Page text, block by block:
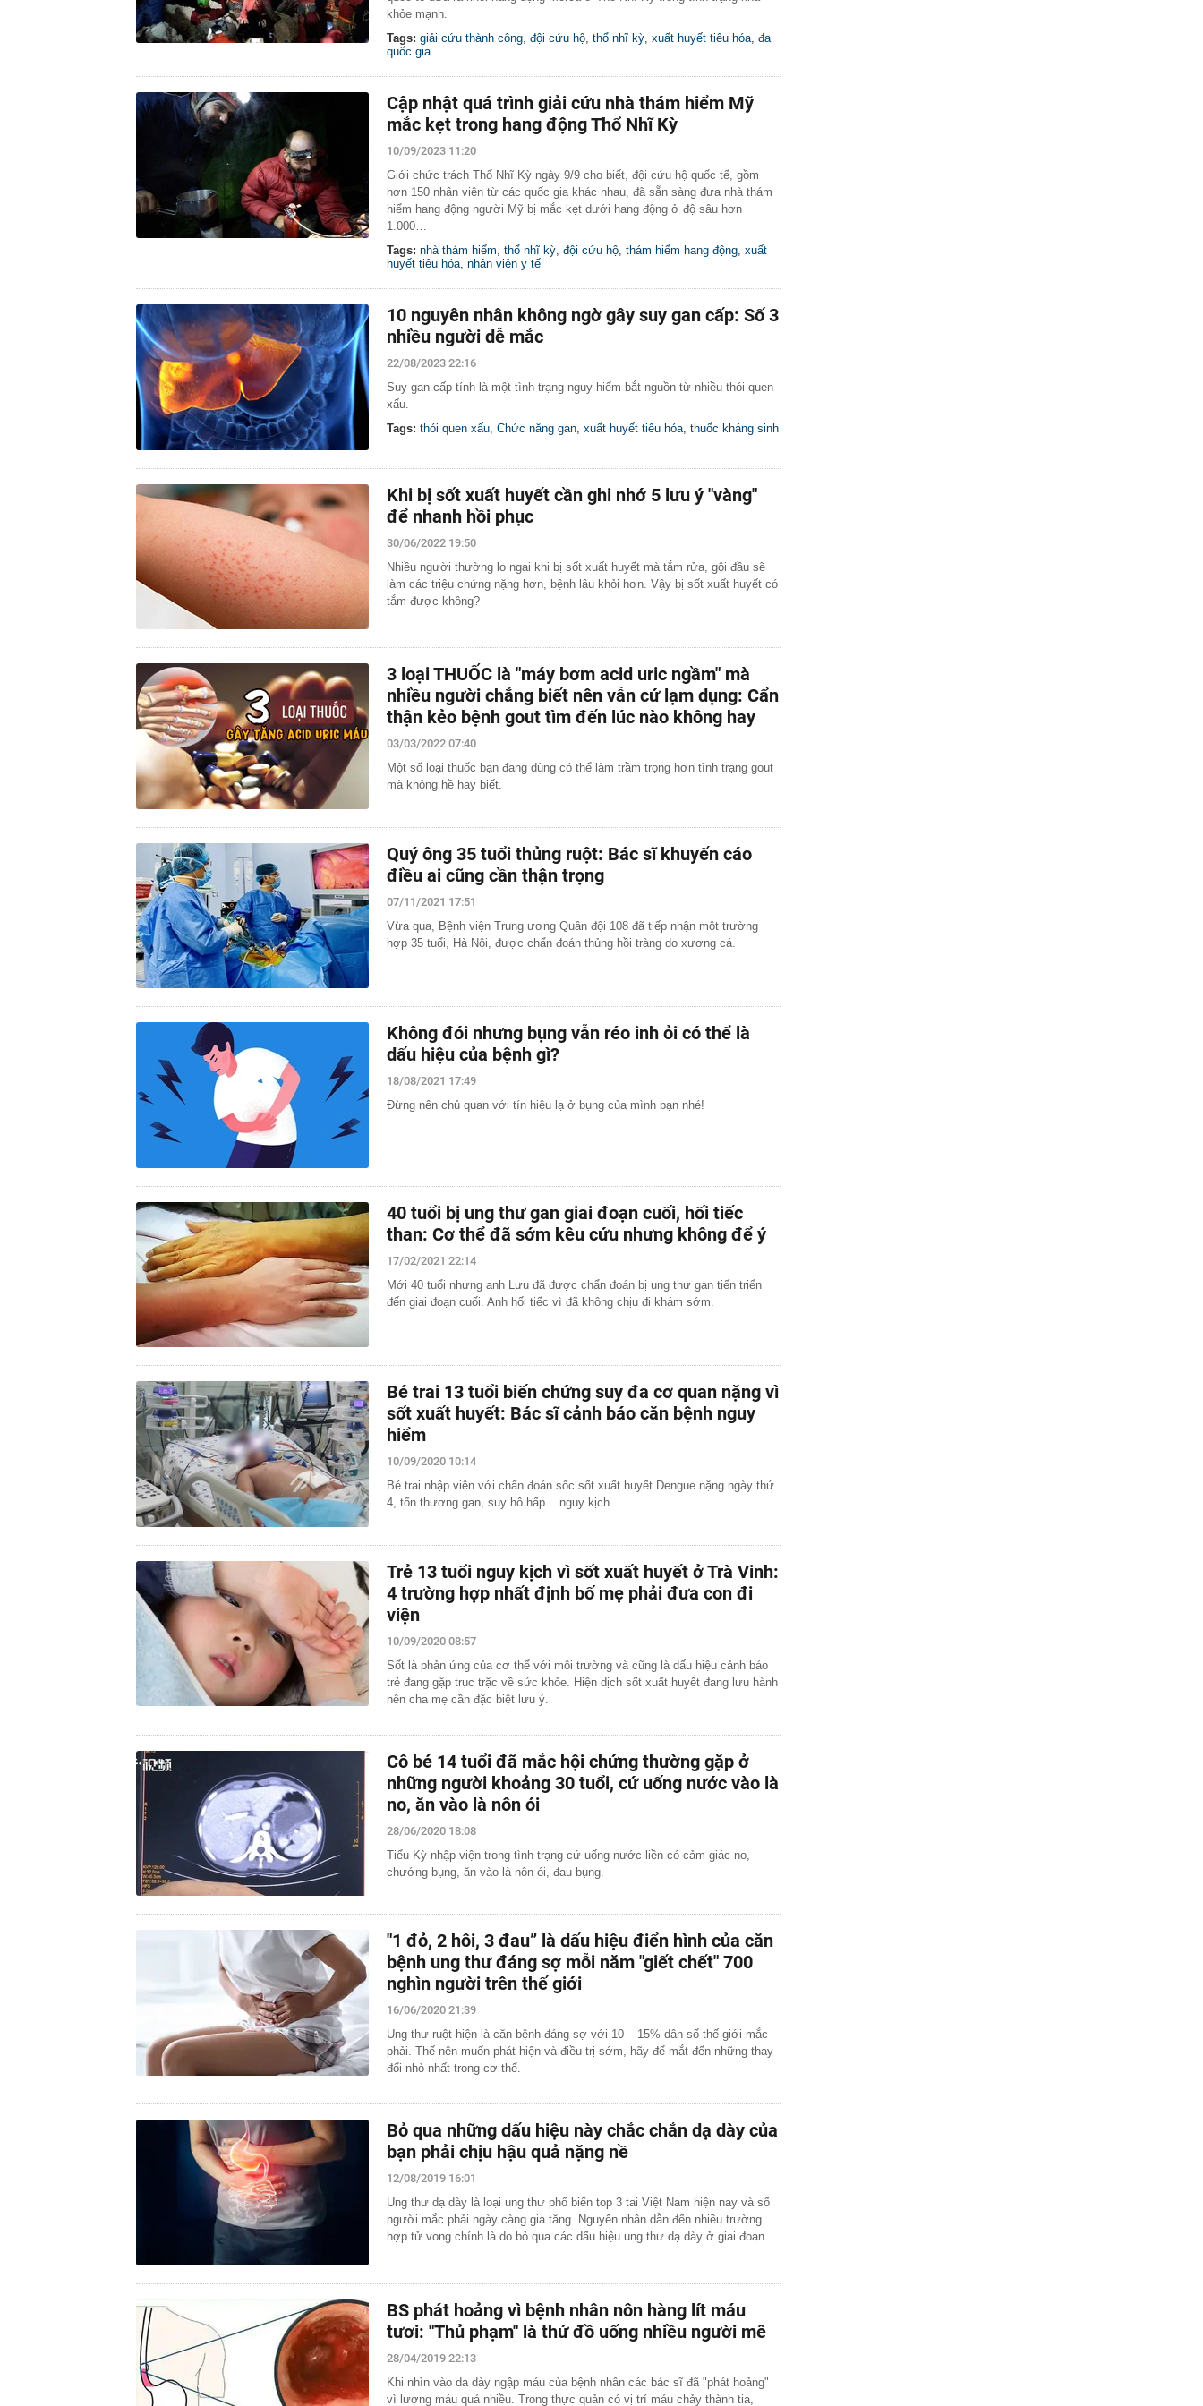
khỏe mạnh.
Tags: giải cứu thành công, đội cứu hộ, thổ nhĩ kỳ, xuất huyết tiêu hóa, đa
quốc gia
Cập nhật quá trình giải cứu nhà thám hiểm Mỹ
mắc kẹt trong hang động Thổ Nhĩ Kỳ
10/09/2023 11:20
Giới chức trách Thổ Nhĩ Kỳ ngày 9/9 cho biết, đội cứu hộ quốc tế, gồm
hơn 150 nhân viên từ các quốc gia khác nhau, đã sẵn sàng đưa nhà thám
hiểm hang động người Mỹ bị mắc kẹt dưới hang động ở độ sâu hơn
1.000…
Tags: nhà thám hiểm, thổ nhĩ kỳ, đội cứu hộ, thám hiểm hang động, xuất
huyết tiêu hóa, nhân viên y tế
10 nguyên nhân không ngờ gây suy gan cấp: Số 3
nhiều người dễ mắc
22/08/2023 22:16
Suy gan cấp tính là một tình trạng nguy hiểm bắt nguồn từ nhiều thói quen
xấu.
Tags: thói quen xấu, Chức năng gan, xuất huyết tiêu hóa, thuốc kháng sinh
Khi bị sốt xuất huyết cần ghi nhớ 5 lưu ý "vàng"
để nhanh hồi phục
30/06/2022 19:50
Nhiều người thường lo ngại khi bị sốt xuất huyết mà tắm rửa, gội đầu sẽ
làm các triệu chứng nặng hơn, bệnh lâu khỏi hơn. Vậy bị sốt xuất huyết có
tắm được không?
3 loại THUỐC là "máy bơm acid uric ngầm" mà
nhiều người chẳng biết nên vẫn cứ lạm dụng: Cẩn
thận kẻo bệnh gout tìm đến lúc nào không hay
03/03/2022 07:40
Một số loại thuốc bạn đang dùng có thể làm trầm trọng hơn tình trạng gout
mà không hề hay biết.
Quý ông 35 tuổi thủng ruột: Bác sĩ khuyến cáo
điều ai cũng cần thận trọng
07/11/2021 17:51
Vừa qua, Bệnh viện Trung ương Quân đội 108 đã tiếp nhận một trường
hợp 35 tuổi, Hà Nội, được chẩn đoán thủng hồi tràng do xương cá.
Không đói nhưng bụng vẫn réo inh ỏi có thể là
dấu hiệu của bệnh gì?
18/08/2021 17:49
Đừng nên chủ quan với tín hiệu lạ ở bụng của mình bạn nhé!
40 tuổi bị ung thư gan giai đoạn cuối, hối tiếc
than: Cơ thể đã sớm kêu cứu nhưng không để ý
17/02/2021 22:14
Mới 40 tuổi nhưng anh Lưu đã được chẩn đoán bị ung thư gan tiến triển
đến giai đoạn cuối. Anh hối tiếc vì đã không chịu đi khám sớm.
Bé trai 13 tuổi biến chứng suy đa cơ quan nặng vì
sốt xuất huyết: Bác sĩ cảnh báo căn bệnh nguy
hiểm
10/09/2020 10:14
Bé trai nhập viện với chẩn đoán sốc sốt xuất huyết Dengue nặng ngày thứ
4, tổn thương gan, suy hô hấp... nguy kịch.
Trẻ 13 tuổi nguy kịch vì sốt xuất huyết ở Trà Vinh:
4 trường hợp nhất định bố mẹ phải đưa con đi
viện
10/09/2020 08:57
Sốt là phản ứng của cơ thể với môi trường và cũng là dấu hiệu cảnh báo
trẻ đang gặp trục trặc về sức khỏe. Hiện dịch sốt xuất huyết đang lưu hành
nên cha mẹ cần đặc biệt lưu ý.
Cô bé 14 tuổi đã mắc hội chứng thường gặp ở
những người khoảng 30 tuổi, cứ uống nước vào là
no, ăn vào là nôn ói
28/06/2020 18:08
Tiểu Kỳ nhập viện trong tình trạng cứ uống nước liền có cảm giác no,
chướng bụng, ăn vào là nôn ói, đau bụng.
"1 đỏ, 2 hôi, 3 đau” là dấu hiệu điển hình của căn
bệnh ung thư đáng sợ mỗi năm "giết chết" 700
nghìn người trên thế giới
16/06/2020 21:39
Ung thư ruột hiện là căn bệnh đáng sợ với 10 – 15% dân số thế giới mắc
phải. Thế nên muốn phát hiện và điều trị sớm, hãy để mắt đến những thay
đổi nhỏ nhất trong cơ thể.
Bỏ qua những dấu hiệu này chắc chắn dạ dày của
bạn phải chịu hậu quả nặng nề
12/08/2019 16:01
Ung thư dạ dày là loại ung thư phổ biến top 3 tai Việt Nam hiện nay và số
người mắc phải ngày càng gia tăng. Nguyên nhân dẫn đến nhiều trường
hợp tử vong chính là do bỏ qua các dấu hiệu ung thư dạ dày ở giai đoạn…
BS phát hoảng vì bệnh nhân nôn hàng lít máu
tươi: "Thủ phạm" là thứ đồ uống nhiều người mê
28/04/2019 22:13
Khi nhìn vào dạ dày ngập máu của bệnh nhân các bác sĩ đã "phát hoảng"
vì lượng máu quá nhiều. Trong thực quản có vị trí máu chảy thành tia,